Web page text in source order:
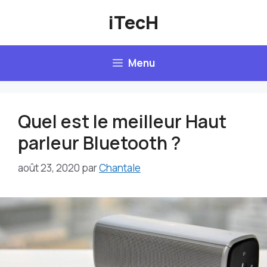
iTecH
Menu
Quel est le meilleur Haut
parleur Bluetooth ?
août 23, 2020 parChantale